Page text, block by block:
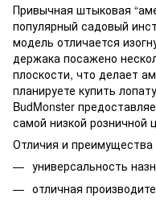
Привычная штыковая
популярный садовый
модель отличается
держака посажено
плоскости, что делает
планируете купить
BudMonster
самой низкой розничной
Отличия и
универсальность
отличная